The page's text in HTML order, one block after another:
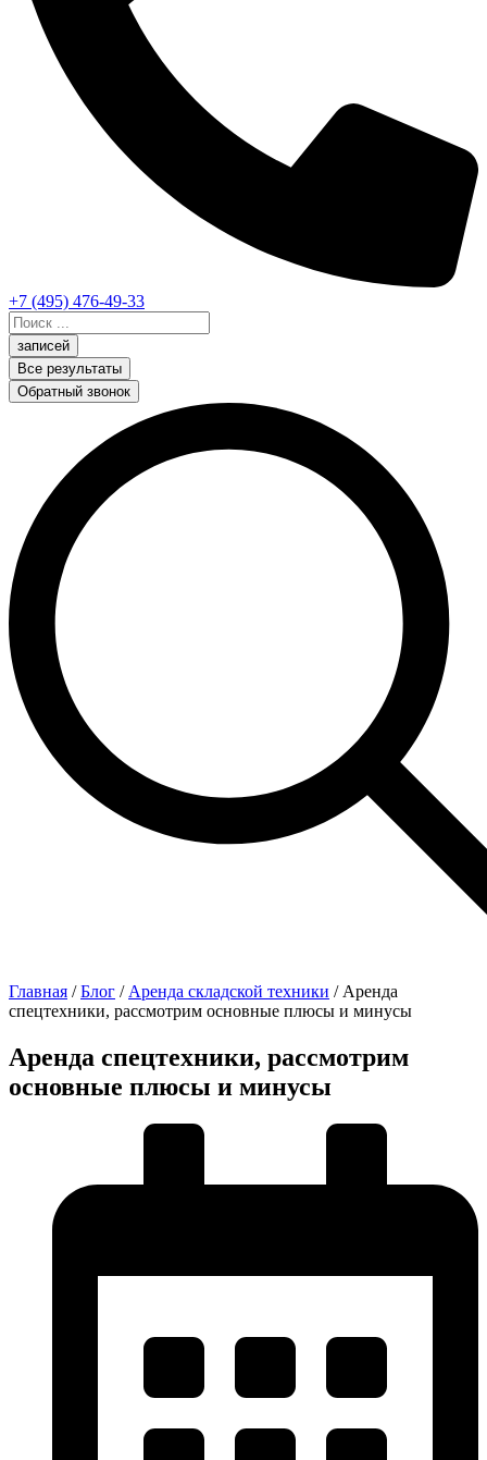
+7 (495) 476-49-33
Search
...записей
Все результаты
Обратный звонок
Главная /Блог / Аренда складской техники / Аренда
спецтехники, рассмотрим основные плюсы и минусы
Аренда спецтехники, рассмотрим
основные плюсы и минусы